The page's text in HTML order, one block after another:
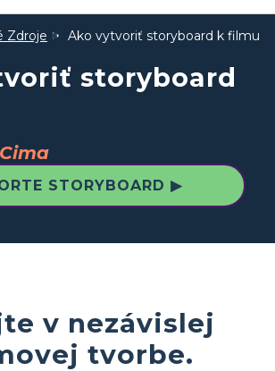
Zdroje Ako vytvoriť storyboard k filmu
storyboard
STORYBOARD ▶
v nezávislej
tvorbe.